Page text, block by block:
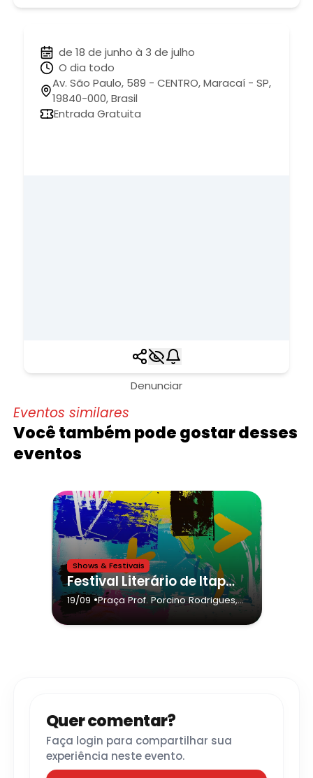
de 18 de junho à 3 de julho
O dia todo
Av. São Paulo, 589 - CENTRO, Maracaí - SP,
19840-000, Brasil
Entrada Gratuita
Denunciar
Eventos similares
Você também pode gostar desses
eventos
Shows & Festivais
Festival Literário de Itapecerica da Serra da cidade de Itapecerica da Serra,Mariana Aydar
19/09 •Praça Prof. Porcino Rodrigues,
Quer comentar?
Faça login para compartilhar sua
experiência neste evento.